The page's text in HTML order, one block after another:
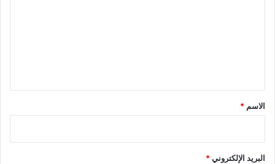
*
الاسم *
البريد الإلكتروني*